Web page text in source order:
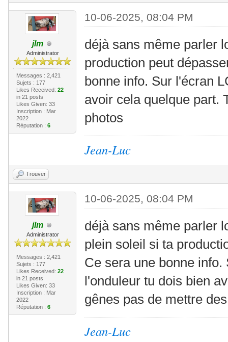
jlm
Administrator
Messages : 2,421
Sujets : 177
Likes Received: 22
in 21 posts
Likes Given: 33
Inscription : Mar
2022
Réputation : 6
10-06-2025, 08:04 PM
déjà sans même parler
production peut
bonne info. Sur l'écran
avoir cela quelque part.
photos
Jean-Luc
Trouver
jlm
Administrator
Messages : 2,421
Sujets : 177
Likes Received: 22
in 21 posts
Likes Given: 33
Inscription : Mar
2022
Réputation : 6
10-06-2025, 08:04 PM
déjà sans même parler
plein soleil si ta
Ce sera une bonne
l'onduleur tu dois bien
gênes pas de mettre
Jean-Luc